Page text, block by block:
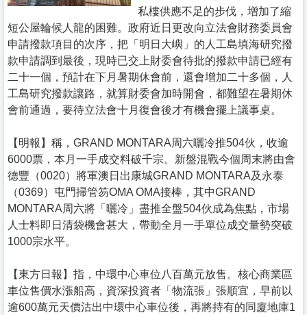
於
我
們
私樓供應不足的步伐，增加了縮
短公屋輪候人龍的困難。政府近日更改向立法會財務委員會
申請撥款項目的次序，把「明日大嶼」的人工島填海研究撥
款申請調到最後，現時已交上財委會待批的撥款申請已經有
二十一個，預計在下月暑期休會前，還會增加二十多個，人
工島研究撥款讓路，就算財委會加時開會，都難望在暑期休
會前通過，要待立法會十月復會後才有機會擺上議事桌。
【明報】稱，GRAND MONTARA周六曬冷推504伙，收逾
6000票，本月一手成交料破千宗。新盤混戰今個周末將由會
德豐（0020）將軍澳日出康城GRAND MONTARA及永泰
（0369）屯門掃管笏OMA OMA接棒，其中GRAND
MONTARA周六將「曬冷」盡推全盤504伙成為焦點，市場
人士料即日清袋機會甚大，帶動全月一手單位成交量勢突破
1000宗水平。
【東方日報】指，中環中心車位八百萬元放售。核心商業區
車位售價水漲船高，資深投資者「物流張」張順宜，早前以
逾600萬元天價沽出中環中心車位後，再將持有的同廈地庫1